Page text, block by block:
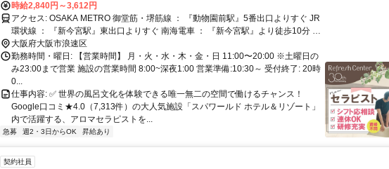
時給2,840円～3,612円
アクセス: OSAKA METRO 御堂筋・堺筋線 ： 『動物園前駅』5番出口よりすぐ JR
環状線 ： 『新今宮駅』東出口よりすぐ 南海電車 ： 『新今宮駅』より徒歩10分 阪
堺電気軌道 ： 『新今宮駅前停留所』下車してすぐ 近鉄電車 ： 『大阪阿部野橋
駅』より徒歩15分
大阪府大阪市浪速区
勤務時間・曜日: 【営業時間】 月・火・水・木・金・日 11:00〜20:00 ※土曜日の
み23:00まで営業 施設の営業時間 8:00~深夜1:00 営業準備:10:30～ 受付終了: 20時
0...
仕事内容: ✅️ 世界の風呂文化を体験できる唯一無二の空間で働けるチャンス！
Google口コミ★4.0（7,313件）の大人気施設「スパワールド ホテル＆リゾート」
内で活躍する、アロマセラピストを...
急募 週2・3日からOK 昇給あり
契約社員